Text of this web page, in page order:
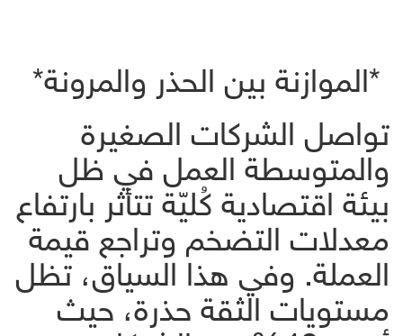
*الموازنة بين الحذر والمرونة*
تواصل الشركات الصغيرة
والمتوسطة العمل في ظل
بيئة اقتصادية كُليّة تتأثر بارتفاع
معدلات التضخم وتراجع قيمة
العملة. وفي هذا السياق، تظل
مستويات الثقة حذرة، حيث